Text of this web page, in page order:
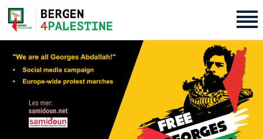
Home
Aktiviteter
Bli med på laget!